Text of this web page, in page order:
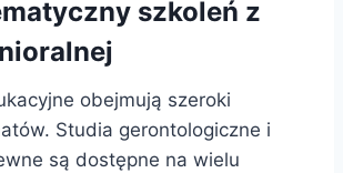
szkoleń z
obejmują szeroki
Studia gerontologiczne i
są dostępne na wielu